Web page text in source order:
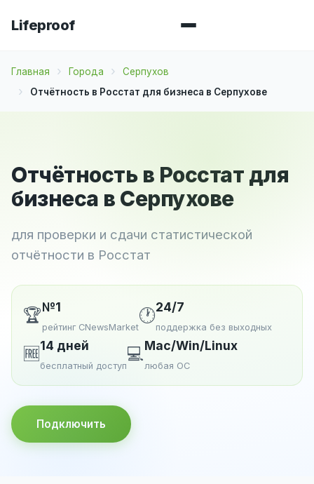
Lifeproof
Главная Города
Серпухов
Отчётность в Росстат для бизнеса в Серпухове
Отчётность в Росстат для
бизнеса в Серпухове
для проверки и сдачи статистической
отчётности в Росстат
🏆№1
рейтинг CNewsMarket
🕐24/7
поддержка без выходных
🆓14 дней
бесплатный доступ
💻Mac/Win/Linux
любая ОС
Подключить